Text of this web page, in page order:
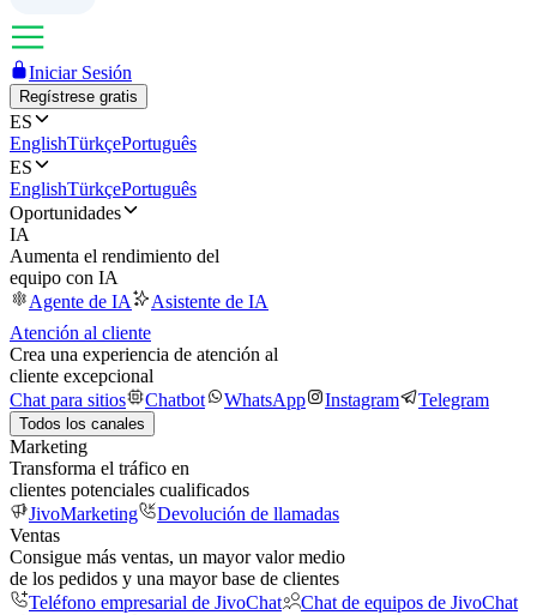
Iniciar Sesión
Regístrese gratis
ES
EnglishTürkçePortuguês
ES
EnglishTürkçePortuguês
Oportunidades
IA
Aumenta el rendimiento del
equipo con IA
Agente de IA
Asistente de IA
Atención al cliente
Crea una experiencia de atención al
cliente excepcional
Chat para sitios
Chatbot WhatsApp Instagram Telegram
Todos los canales
Marketing
Transforma el tráfico en
clientes potenciales cualificados
JivoMarketing
Devolución de llamadas
Ventas
Consigue más ventas, un mayor valor medio
de los pedidos y una mayor base de clientes
Teléfono empresarial de JivoChat
Chat de equipos de JivoChat